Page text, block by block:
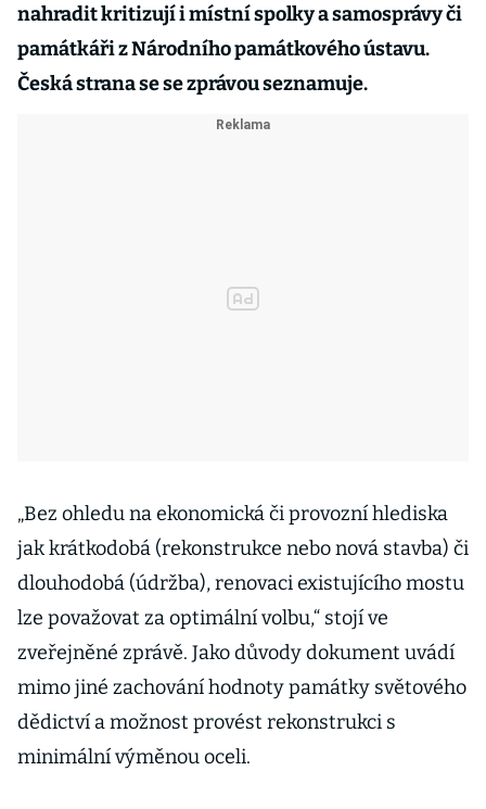
nahradit kritizují i místní spolky a samosprávy či
památkáři z Národního památkového ústavu.
Česká strana se se zprávou seznamuje.
„Bez ohledu na ekonomická či provozní hlediska
jak krátkodobá (rekonstrukce nebo nová stavba) či
dlouhodobá (údržba), renovaci existujícího mostu
lze považovat za optimální volbu,“ stojí ve
zveřejněné zprávě. Jako důvody dokument uvádí
mimo jiné zachování hodnoty památky světového
dědictví a možnost provést rekonstrukci s
minimální výměnou oceli.